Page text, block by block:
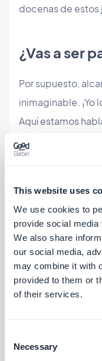
This website uses
We use cookies to
provide social
We also share
our social media,
may combine it with
provided to them or
of their services.
Selection
Necessary
docenas de
¿Vas a ser
Por supuesto,
inimaginable. ¡Yo
Aquí estamos
red. Pero
nuevo mundo.
cómo excepción.
Un mundo donde
informadas, y
momento y en
No creo que
provecho de esta